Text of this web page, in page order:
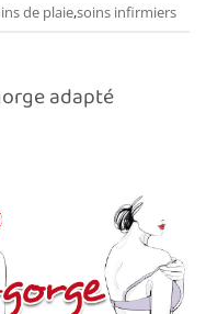
de plaie,soins infirmiers
adapté